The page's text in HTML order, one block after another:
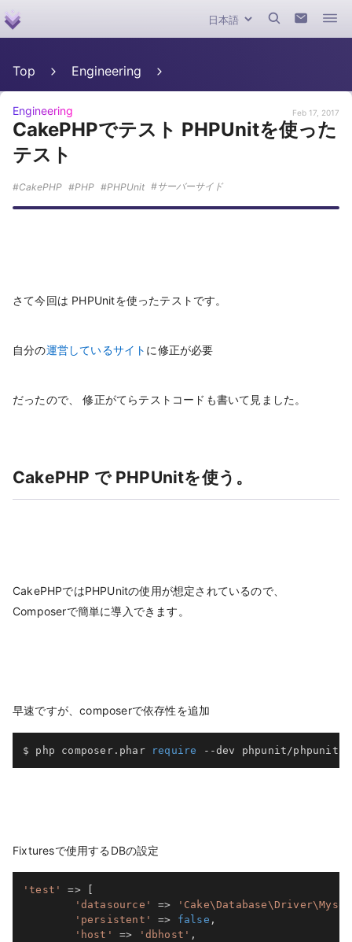
Top Engineering
Engineering Feb 17, 2017
CakePHPでテスト PHPUnitを使った
テスト
CakePHP PHP PHPUnit サーバーサイド
さて今回は PHPUnitを使ったテストです。
自分の運営しているサイト に修正が必要
だったので、 修正がてらテストコードも書いて見ました。
CakePHP で PHPUnitを使う。
CakePHPではPHPUnitの使用が想定されているので、
Composerで簡単に導入できます。
早速ですが、composerで依存性を追加
$ php composer. phar require --dev phpunit /phpunit
Fixturesで使用するDBの設定
'test' =>
'datasource'
=>
'persistent'
=> false ,
'host'
=> 'dbhost' ,